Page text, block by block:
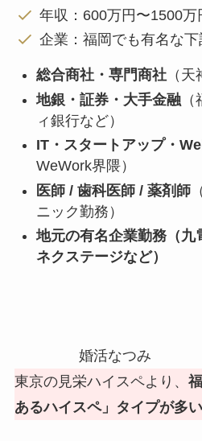
年収：600万円〜1500万
企業：福岡でも有名な
総合商社・専門商社（天
地銀・証券・大手金融（
ィ銀行など）
IT・スタートアップ・
WeWork界隈）
医師 / 歯科医師 / 薬剤師
ニック勤務）
地元の有名企業勤務（九
ネクステージなど）
婚活なつみ
東京の見栄ハイスペより、
あるハイスペ」タイプが多い